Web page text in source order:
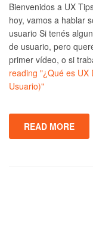
Bienvenidos a UX
hoy, vamos a hablar
usuario Si tenés
de usuario, pero
primer vídeo, o si
reading "¿Qué es UX
Usuario)"
READ MORE